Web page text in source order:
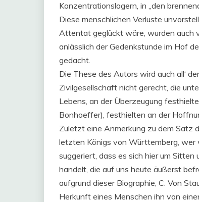
Konzentrationslagern, in „den
Diese menschlichen Verluste
Attentat geglückt wäre, wurden auch
anlässlich der Gedenkstunde im Hof
gedacht.
Die These des Autors wird auch all‘
Zivilgesellschaft nicht gerecht, die
Lebens, an der Überzeugung
Bonhoeffer), festhielten an der
Zuletzt eine Anmerkung zu dem Satz
letzten Königs von Württemberg, wer
suggeriert, dass es sich hier um
handelt, die auf uns heute äußerst
aufgrund dieser Biographie, C. Von
Herkunft eines Menschen ihn von